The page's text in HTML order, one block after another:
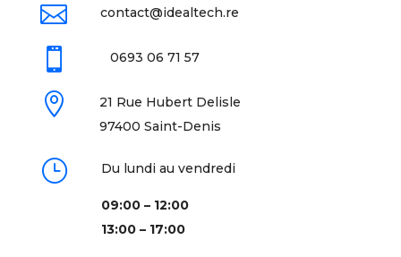
 contact@idealtech.re
 0693 06 71 57

21 Rue Hubert Delisle
97400 Saint-Denis
} Du lundi au vendredi
09:00 – 12:00
13:00 – 17:00